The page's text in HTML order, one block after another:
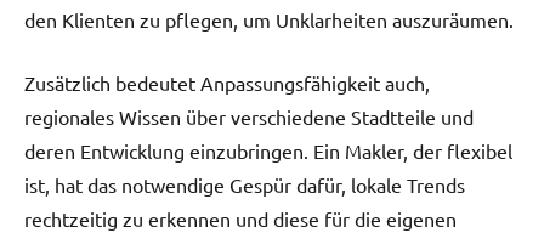
den Klienten zu pflegen, um Unklarheiten auszuräumen.
Zusätzlich bedeutet Anpassungsfähigkeit auch,
regionales Wissen über verschiedene Stadtteile und
deren Entwicklung einzubringen. Ein Makler, der flexibel
ist, hat das notwendige Gespür dafür, lokale Trends
rechtzeitig zu erkennen und diese für die eigenen